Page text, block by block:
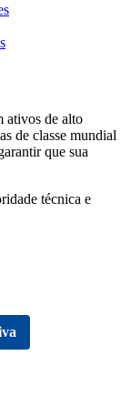
ativos de alto
de classe mundial
que sua
técnica e